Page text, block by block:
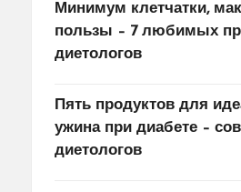
Минимум клетчатки,
пользы – 7 любимых
диетологов
Пять продуктов для
ужина при диабете –
диетологов